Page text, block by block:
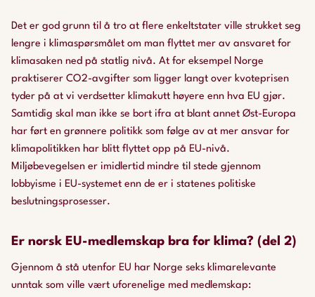
Det er god grunn til å tro at flere enkeltstater ville strukket seg
lengre i klimaspørsmålet om man flyttet mer av ansvaret for
klimasaken ned på statlig nivå. At for eksempel Norge
praktiserer CO2-avgifter som ligger langt over kvoteprisen
tyder på at vi verdsetter klimakutt høyere enn hva EU gjør.
Samtidig skal man ikke se bort ifra at blant annet Øst-Europa
har ført en grønnere politikk som følge av at mer ansvar for
klimapolitikken har blitt flyttet opp på EU-nivå.
Miljøbevegelsen er imidlertid mindre til stede gjennom
lobbyisme i EU-systemet enn de er i statenes politiske
beslutningsprosesser.
Er norsk EU-medlemskap bra for klima? (del 2)
Gjennom å stå utenfor EU har Norge seks klimarelevante
unntak som ville vært uforenelige med medlemskap: